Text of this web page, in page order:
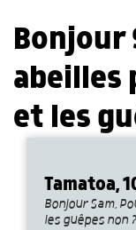
Bonjour
abeilles
et les
Tamatoa,
Bonjour Sam,
les guêpes non ?